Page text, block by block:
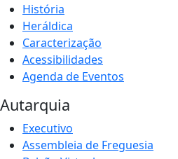
História
Heráldica
Caracterização
Acessibilidades
Agenda de Eventos
Autarquia
Executivo
Assembleia de Freguesia